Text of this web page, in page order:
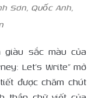
Sơn, Quốc Anh,
sắc màu của
Let’s Write” mở
được chăm chút